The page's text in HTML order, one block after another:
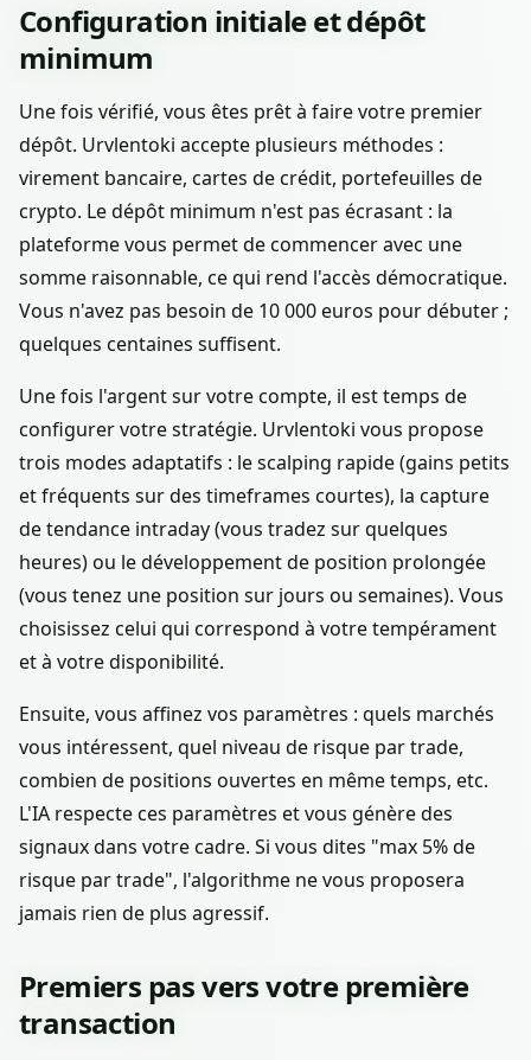
Configuration initiale et dépôt
minimum
Une fois vérifié, vous êtes prêt à faire votre premier
dépôt. Urvlentoki accepte plusieurs méthodes :
virement bancaire, cartes de crédit, portefeuilles de
crypto. Le dépôt minimum n'est pas écrasant : la
plateforme vous permet de commencer avec une
somme raisonnable, ce qui rend l'accès démocratique.
Vous n'avez pas besoin de 10 000 euros pour débuter ;
quelques centaines suffisent.
Une fois l'argent sur votre compte, il est temps de
configurer votre stratégie. Urvlentoki vous propose
trois modes adaptatifs : le scalping rapide (gains petits
et fréquents sur des timeframes courtes), la capture
de tendance intraday (vous tradez sur quelques
heures) ou le développement de position prolongée
(vous tenez une position sur jours ou semaines). Vous
choisissez celui qui correspond à votre tempérament
et à votre disponibilité.
Ensuite, vous affinez vos paramètres : quels marchés
vous intéressent, quel niveau de risque par trade,
combien de positions ouvertes en même temps, etc.
L'IA respecte ces paramètres et vous génère des
signaux dans votre cadre. Si vous dites "max 5% de
risque par trade", l'algorithme ne vous proposera
jamais rien de plus agressif.
Premiers pas vers votre première
transaction